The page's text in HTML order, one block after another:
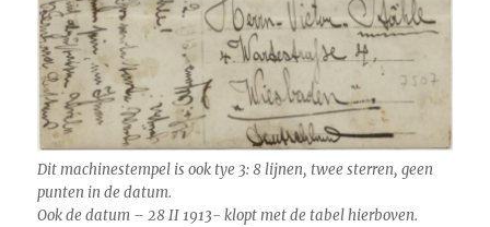
Dit machinestempel is ook tye 3: 8 lijnen, twee sterren, geen
punten in de datum.
Ook de datum – 28 II 1913- klopt met de tabel hierboven.